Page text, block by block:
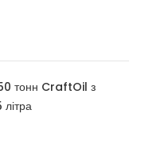
тонн CraftOil з